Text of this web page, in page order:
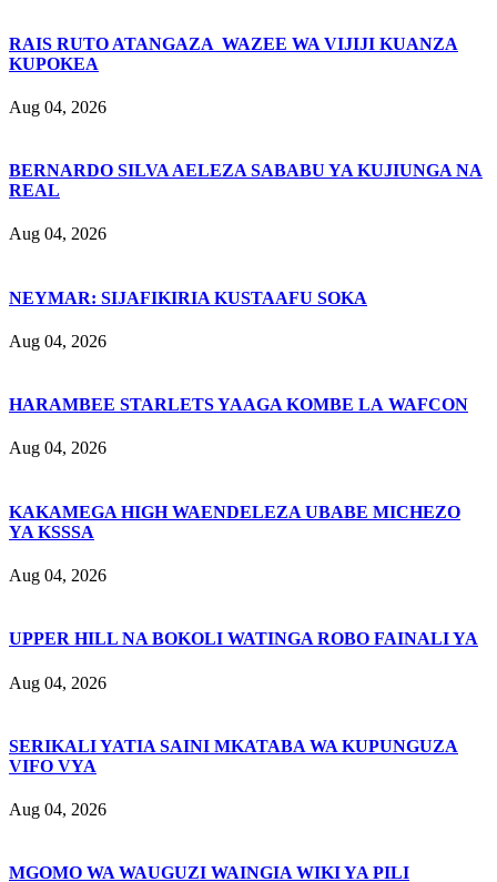
RAIS RUTO ATANGAZA WAZEE WA VIJIJI KUANZA
KUPOKEA
Aug 04, 2026
BERNARDO SILVA AELEZA SABABU YA KUJIUNGA NA
REAL
Aug 04, 2026
NEYMAR: SIJAFIKIRIA KUSTAAFU SOKA
Aug 04, 2026
HARAMBEE STARLETS YAAGA KOMBE LA WAFCON
Aug 04, 2026
KAKAMEGA HIGH WAENDELEZA UBABE MICHEZO
YA KSSSA
Aug 04, 2026
UPPER HILL NA BOKOLI WATINGA ROBO FAINALI YA
Aug 04, 2026
SERIKALI YATIA SAINI MKATABA WA KUPUNGUZA
VIFO VYA
Aug 04, 2026
MGOMO WA WAUGUZI WAINGIA WIKI YA PILI